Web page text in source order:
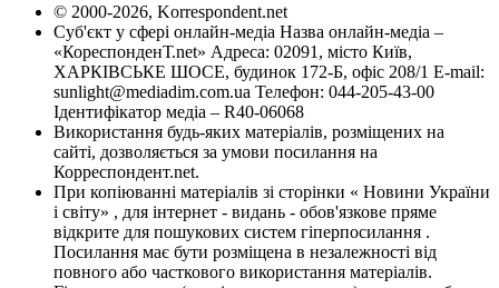
© 2000-2026, Korrespondent.net
Суб'єкт у сфері онлайн-медіа Назва онлайн-медіа –
«КореспонденТ.net» Адреса: 02091, місто Київ,
ХАРКІВСЬКЕ ШОСЕ, будинок 172-Б, офіс 208/1 E-mail:
sunlight@mediadim.com.ua Телефон: 044-205-43-00
Ідентифікатор медіа – R40-06068
Використання будь-яких матеріалів, розміщених на
сайті, дозволяється за умови посилання на
Корреспондент.net.
При копіюванні матеріалів зі сторінки « Новини України
і світу» , для інтернет - видань - обов'язкове пряме
відкрите для пошукових систем гіперпосилання .
Посилання має бути розміщена в незалежності від
повного або часткового використання матеріалів.